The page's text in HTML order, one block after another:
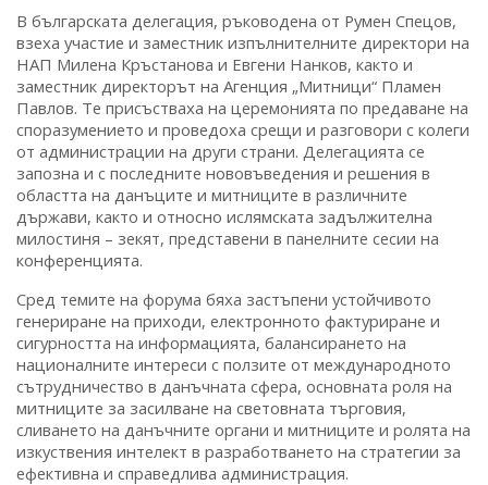
В българската делегация, ръководена от Румен Спецов,
взеха участие и заместник изпълнителните директори на
НАП Милена Кръстанова и Евгени Нанков, както и
заместник директорът на Агенция „Митници“ Пламен
Павлов. Те присъстваха на церемонията по предаване на
споразумението и проведоха срещи и разговори с колеги
от администрации на други страни. Делегацията се
запозна и с последните нововъведения и решения в
областта на данъците и митниците в различните
държави, както и относно ислямската задължителна
милостиня – зекят, представени в панелните сесии на
конференцията.
Сред темите на форума бяха застъпени устойчивото
генериране на приходи, електронното фактуриране и
сигурността на информацията, балансирането на
националните интереси с ползите от международното
сътрудничество в данъчната сфера, основната роля на
митниците за засилване на световната търговия,
сливането на данъчните органи и митниците и ролята на
изкуствения интелект в разработването на стратегии за
ефективна и справедлива администрация.